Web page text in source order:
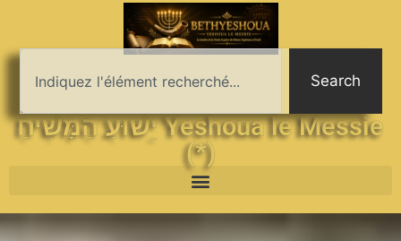
Search
יֵשׁוּעַ הַמָּשִׁיחַ Yeshoua le Messie
(*)